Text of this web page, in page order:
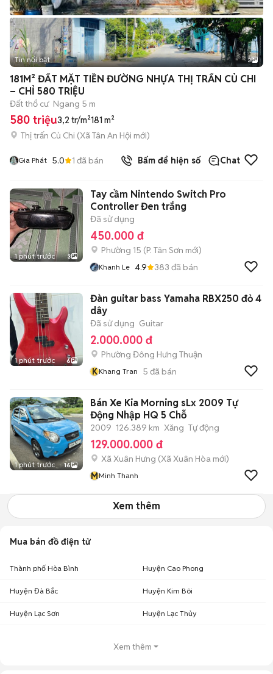
Tin nổi bật 3
181M² ĐẤT MẶT TIỀN ĐƯỜNG NHỰA THỊ TRẤN CỦ CHI
– CHỈ 580 TRIỆU
Đất thổ cư Ngang 5 m
580 triệu3,2 tr/m²181 m²
Thị trấn Củ Chi (Xã Tân An Hội mới)
Gia Phát 5.0 1 đã bán Bấm để hiện số Chat
1 phút trước 3
Tay cầm Nintendo Switch Pro
Controller Đen trắng
Đã sử dụng
450.000 đ
Phường 15 (P. Tân Sơn mới)
Khanh Le 4.9 383 đã bán
1 phút trước 6
Đàn guitar bass Yamaha RBX250 đỏ 4
dây
Đã sử dụng Guitar
2.000.000 đ
Phường Đông Hưng Thuận
KKhang Tran 5 đã bán
1 phút trước 16
Bán Xe Kia Morning sLx 2009 Tự
Động Nhập HQ 5 Chỗ
2009 126.389 km Xăng Tự động
129.000.000 đ
Xã Xuân Hưng (Xã Xuân Hòa mới)
MMinh Thanh
Xem thêm
Mua bán đồ điện tử
Thành phố Hòa Bình Huyện Cao Phong
Huyện Đà Bắc Huyện Kim Bôi
Huyện Lạc Sơn Huyện Lạc Thủy
Xem thêm